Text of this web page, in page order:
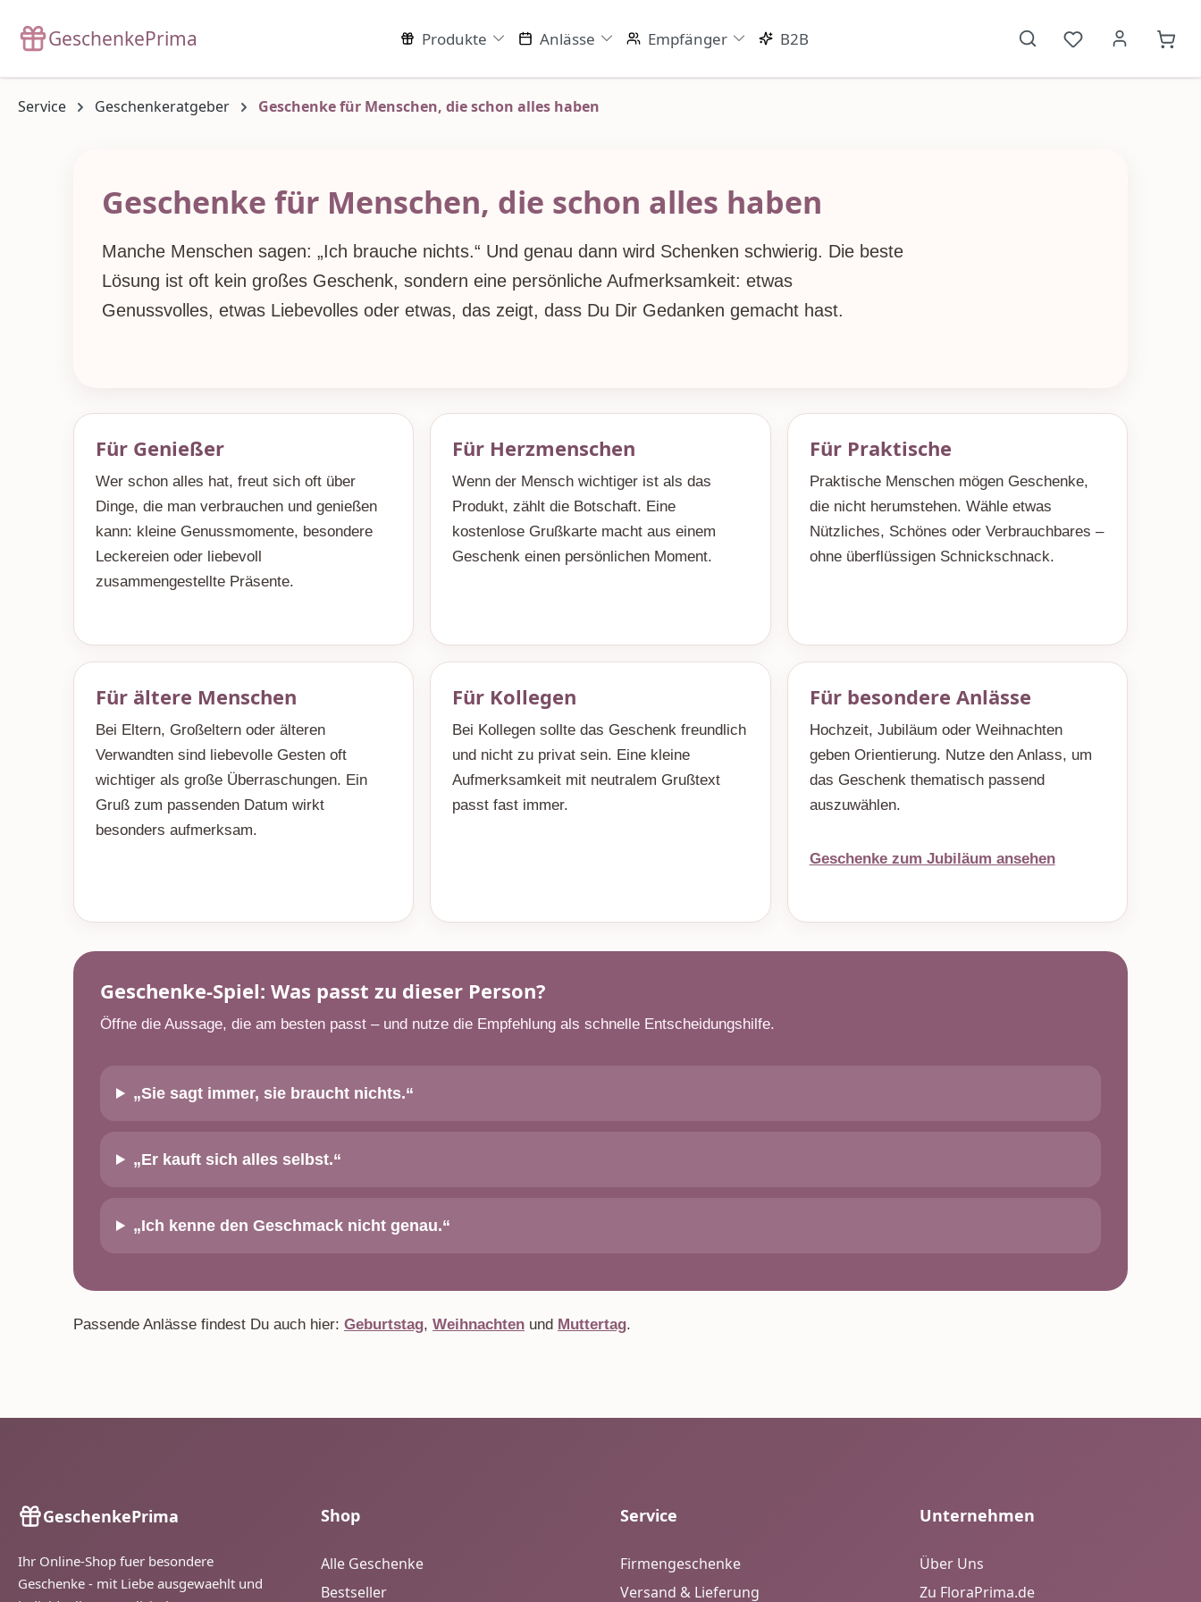
GeschenkePrima Produkte Anlässe Empfänger B2B
Du hast 0
Service Geschenkeratgeber Geschenke für Menschen, die schon alles haben
Geschenke für Menschen, die schon alles haben
Manche Menschen sagen: „Ich brauche nichts.“ Und genau dann wird Schenken schwierig. Die beste
Lösung ist oft kein großes Geschenk, sondern eine persönliche Aufmerksamkeit: etwas
Genussvolles, etwas Liebevolles oder etwas, das zeigt, dass Du Dir Gedanken gemacht hast.
Für Genießer
Wer schon alles hat, freut sich oft über
Dinge, die man verbrauchen und genießen
kann: kleine Genussmomente, besondere
Leckereien oder liebevoll
zusammengestellte Präsente.
Für Herzmenschen
Wenn der Mensch wichtiger ist als das
Produkt, zählt die Botschaft. Eine
kostenlose Grußkarte macht aus einem
Geschenk einen persönlichen Moment.
Für Praktische
Praktische Menschen mögen Geschenke,
die nicht herumstehen. Wähle etwas
Nützliches, Schönes oder Verbrauchbares –
ohne überflüssigen Schnickschnack.
Für ältere Menschen
Bei Eltern, Großeltern oder älteren
Verwandten sind liebevolle Gesten oft
wichtiger als große Überraschungen. Ein
Gruß zum passenden Datum wirkt
besonders aufmerksam.
Für Kollegen
Bei Kollegen sollte das Geschenk freundlich
und nicht zu privat sein. Eine kleine
Aufmerksamkeit mit neutralem Grußtext
passt fast immer.
Für besondere Anlässe
Hochzeit, Jubiläum oder Weihnachten
geben Orientierung. Nutze den Anlass, um
das Geschenk thematisch passend
auszuwählen.
Geschenke zum Jubiläum ansehen
Geschenke-Spiel: Was passt zu dieser Person?
Öffne die Aussage, die am besten passt – und nutze die Empfehlung als schnelle Entscheidungshilfe.
„Sie sagt immer, sie braucht nichts.“
„Er kauft sich alles selbst.“
„Ich kenne den Geschmack nicht genau.“
Passende Anlässe findest Du auch hier: Geburtstag, Weihnachten und Muttertag.
GeschenkePrima
Ihr Online-Shop fuer besondere
Geschenke - mit Liebe ausgewaehlt und
Shop
Alle Geschenke
Bestseller
Service
Firmengeschenke
Versand & Lieferung
Unternehmen
Über Uns
Zu FloraPrima.de